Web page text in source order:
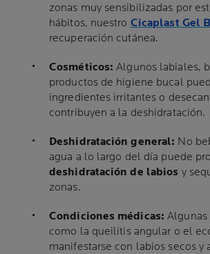
zonas muy sensibilizadas por
hábitos, nuestro Cicaplast Gel
recuperación cutánea.
Cosméticos: Algunos labiales,
productos de higiene bucal
ingredientes irritantes o
contribuyen a la deshidratación.
Deshidratación general: No
agua a lo largo del día puede
deshidratación de labios y
zonas.
Condiciones médicas: Algunas
como la queilitis angular o el
manifestarse con labios secos y